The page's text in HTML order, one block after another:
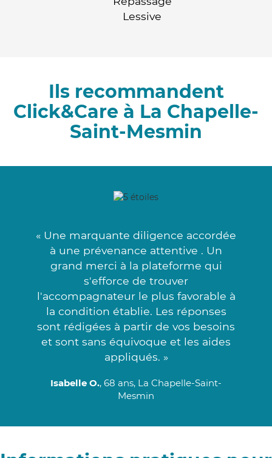
Lessive
Ils recommandent
Click&Care à La Chapelle-
Saint-Mesmin
« Une marquante diligence accordée
à une prévenance attentive . Un
grand merci à la plateforme qui
s'efforce de trouver
l'accompagnateur le plus favorable à
la condition établie. Les réponses
sont rédigées à partir de vos besoins
et sont sans équivoque et les aides
appliqués. »
Isabelle O., 68 ans, La Chapelle-Saint-
Mesmin